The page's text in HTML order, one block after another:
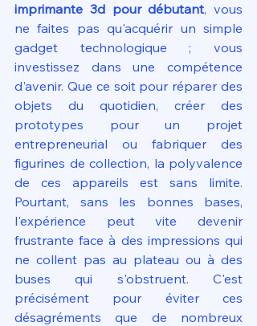
imprimante 3d pour débutant, vous
ne faites pas qu'acquérir un simple
gadget technologique ; vous
investissez dans une compétence
d'avenir. Que ce soit pour réparer des
objets du quotidien, créer des
prototypes pour un projet
entrepreneurial ou fabriquer des
figurines de collection, la polyvalence
de ces appareils est sans limite.
Pourtant, sans les bonnes bases,
l'expérience peut vite devenir
frustrante face à des impressions qui
ne collent pas au plateau ou à des
buses qui s'obstruent. C'est
précisément pour éviter ces
désagréments que de nombreux